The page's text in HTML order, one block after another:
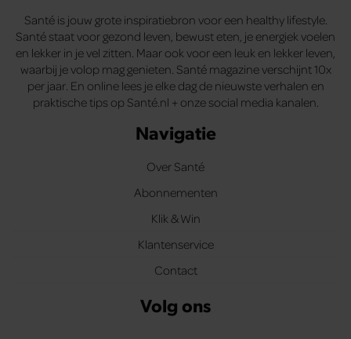
Santé is jouw grote inspiratiebron voor een healthy lifestyle.
Santé staat voor gezond leven, bewust eten, je energiek voelen
en lekker in je vel zitten. Maar ook voor een leuk en lekker leven,
waarbij je volop mag genieten. Santé magazine verschijnt 10x
per jaar. En online lees je elke dag de nieuwste verhalen en
praktische tips op Santé.nl + onze social media kanalen.
Navigatie
Over Santé
Abonnementen
Klik & Win
Klantenservice
Contact
Volg ons